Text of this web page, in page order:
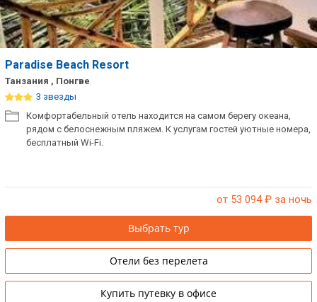
Paradise Beach Resort
Танзания , Понгве
3 звезды
Комфортабельный отель находится на самом берегу океана,
рядом с белоснежным пляжем. К услугам гостей уютные номера,
бесплатный Wi-Fi.
от 53 094₽ за ночь
Выбрать тур
Отели без перелета
Купить путевку в офисе